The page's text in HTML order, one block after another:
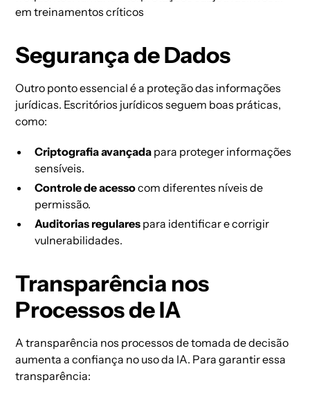
em treinamentos críticos
Segurança de Dados
Outro ponto essencial é a proteção das informações
jurídicas. Escritórios jurídicos seguem boas práticas,
como:
Criptografia avançada para proteger informações
sensíveis.
Controle de acessocom diferentes níveis de
permissão.
Auditorias regulares para identificar e corrigir
vulnerabilidades.
Transparência nos
Processos de IA
A transparência nos processos de tomada de decisão
aumenta a confiança no uso da IA. Para garantir essa
transparência: